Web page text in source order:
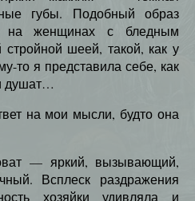
губы. Подобный образ
на женщинах с бледным
шеей, такой, как у
то я представила себе, как
душат…
на мои мысли, будто она
— яркий, вызывающий,
Всплеск раздражения
хозяйки удивляла и